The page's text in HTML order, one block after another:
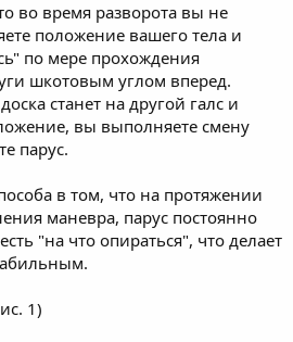
во время разворота вы не
положение вашего тела и
по мере прохождения
шкотовым углом вперед.
станет на другой галс и
вы выполняете смену
парус.
в том, что на протяжении
маневра, парус постоянно
"на что опираться", что делает
1)